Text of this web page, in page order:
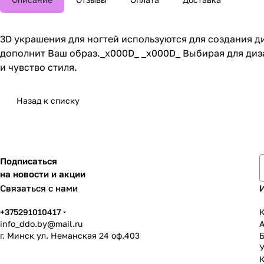
3D украшения для ногтей используются для
дополнит Ваш образ._x000D_ _x000D_ Выбирая для
и чувство стиля.
Назад к списку
Подписаться
на новости и акции
Связаться с нами
+375291010417
info_ddo.by@mail.ru
г. Минск ул. Неманская 24 оф.403